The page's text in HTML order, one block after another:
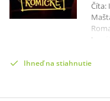
Číta:
Ihneď na stiahnutie